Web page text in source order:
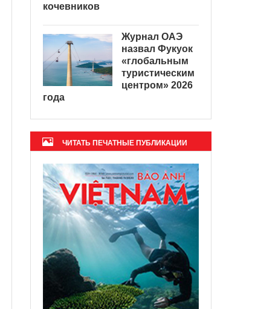
кочевников
Журнал ОАЭ
назвал Фукуок
«глобальным
туристическим
центром» 2026
года
ЧИТАТЬ ПЕЧАТНЫЕ ПУБЛИКАЦИИ